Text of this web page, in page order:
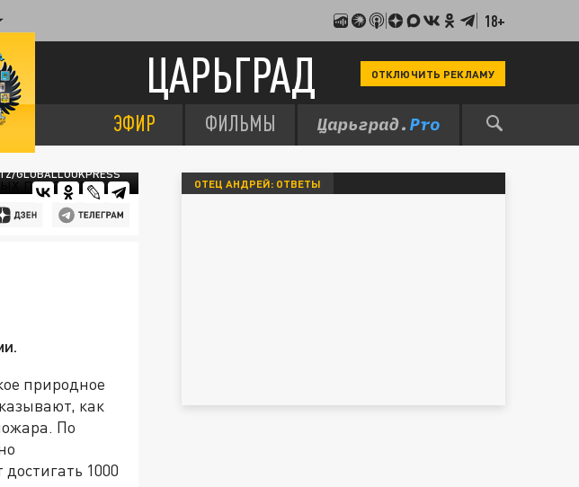
18+
ЦАРЬГРАД ОТКЛЮЧИТЬ РЕКЛАМУ
ЭФИР ФИЛЬМЫ
GLOBALLOOKPRESS
природное
как
По
1000
ОТЕЦ АНДРЕЙ: ОТВЕТЫ